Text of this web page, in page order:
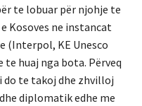
te lobuar për njohje te
Kosoves ne instancat
(Interpol, KE Unesco
huaj nga bota. Përveq
do te takoj dhe zhvilloj
diplomatik edhe me